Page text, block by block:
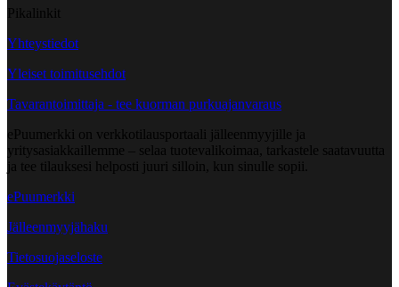
Pikalinkit
Yhteystiedot
Yleiset toimitusehdot
Tavarantoimittaja - tee kuorman purkuajanvaraus
ePuumerkki on verkkotilausportaali jälleenmyyjille ja
yritysasiakkaillemme – selaa tuotevalikoimaa, tarkastele saatavuutta
ja tee tilauksesi helposti juuri silloin, kun sinulle sopii.
ePuumerkki
Jälleenmyyjähaku
Tietosuojaseloste